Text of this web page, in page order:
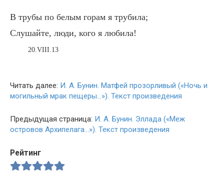
В трубы по белым горам я трубила;
Слушайте, люди, кого я любила!
20.VIII.13
Читать далее: И. А. Бунин. Матфей прозорливый («Ночь и
могильный мрак пещеры…»). Текст произведения
Предыдущая страница: И. А. Бунин. Эллада («Меж
островов Архипелага…»). Текст произведения
Рейтинг